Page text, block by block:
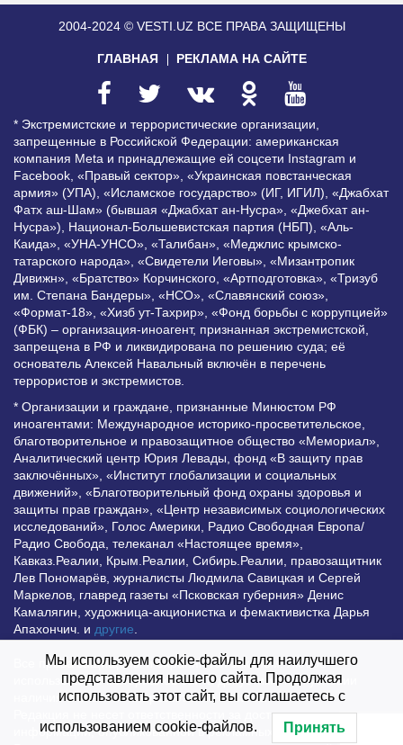
2004-2024 © VESTI.UZ ВСЕ ПРАВА ЗАЩИЩЕНЫ
ГЛАВНАЯ РЕКЛАМА НА САЙТЕ
* Экстремистские и террористические организации,
запрещенные в Российской Федерации: американская
компания Meta и принадлежащие ей соцсети Instagram и
Facebook, «Правый сектор», «Украинская повстанческая
армия» (УПА), «Исламское государство» (ИГ, ИГИЛ), «Джабхат
Фатх аш-Шам» (бывшая «Джабхат ан-Нусра», «Джебхат ан-
Нусра»), Национал-Большевистская партия (НБП), «Аль-
Каида», «УНА-УНСО», «Талибан», «Меджлис крымско-
татарского народа», «Свидетели Иеговы», «Мизантропик
Дивижн», «Братство» Корчинского, «Артподготовка», «Тризуб
им. Степана Бандеры», «НСО», «Славянский союз»,
«Формат-18», «Хизб ут-Тахрир», «Фонд борьбы с коррупцией»
(ФБК) – организация-иноагент, признанная экстремистской,
запрещена в РФ и ликвидирована по решению суда; её
основатель Алексей Навальный включён в перечень
террористов и экстремистов.
* Организации и граждане, признанные Минюстом РФ
иноагентами: Международное историко-просветительское,
благотворительное и правозащитное общество «Мемориал»,
Аналитический центр Юрия Левады, фонд «В защиту прав
заключённых», «Институт глобализации и социальных
движений», «Благотворительный фонд охраны здоровья и
защиты прав граждан», «Центр независимых социологических
исследований», Голос Америки, Радио Свободная Европа/
Радио Свобода, телеканал «Настоящее время»,
Кавказ.Реалии, Крым.Реалии, Сибирь.Реалии, правозащитник
Лев Пономарёв, журналисты Людмила Савицкая и Сергей
Маркелов, главред газеты «Псковская губерния» Денис
Камалягин, художница-акционистка и фемактивистка Дарья
Апахончич. и другие
Все права защищены и охраняются законом. Любое
использование материалов сайта допустимо при условии
наличия активной гиперссылки на Vesti.UZ.
Редакция не несет ответственности за достоверность
информации, опубликованной в рекламных объявлениях.
Мы используем cookie-файлы для наилучшего
представления нашего сайта. Продолжая
использовать этот сайт, вы соглашаетесь с
использованием cookie-файлов. Принять